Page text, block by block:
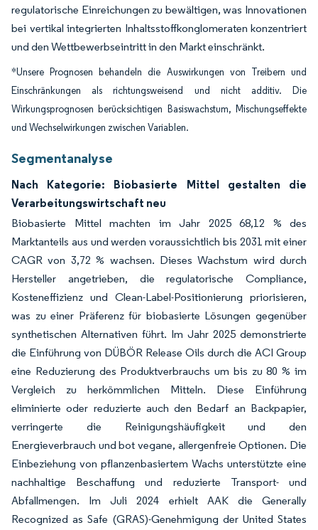
regulatorische Einreichungen zu bewältigen, was Innovationen
bei vertikal integrierten Inhaltsstoffkonglomeraten konzentriert
und den Wettbewerbseintritt in den Markt einschränkt.
*Unsere Prognosen behandeln die Auswirkungen von Treibern und
Einschränkungen als richtungsweisend und nicht additiv. Die
Wirkungsprognosen berücksichtigen Basiswachstum, Mischungseffekte
und Wechselwirkungen zwischen Variablen.
Segmentanalyse
Nach Kategorie: Biobasierte Mittel gestalten die
Verarbeitungswirtschaft neu
Biobasierte Mittel machten im Jahr 2025 68,12 % des
Marktanteils aus und werden voraussichtlich bis 2031 mit einer
CAGR von 3,72 % wachsen. Dieses Wachstum wird durch
Hersteller angetrieben, die regulatorische Compliance,
Kosteneffizienz und Clean-Label-Positionierung priorisieren,
was zu einer Präferenz für biobasierte Lösungen gegenüber
synthetischen Alternativen führt. Im Jahr 2025 demonstrierte
die Einführung von DÜBÖR Release Oils durch die ACI Group
eine Reduzierung des Produktverbrauchs um bis zu 80 % im
Vergleich zu herkömmlichen Mitteln. Diese Einführung
eliminierte oder reduzierte auch den Bedarf an Backpapier,
verringerte die Reinigungshäufigkeit und den
Energieverbrauch und bot vegane, allergenfreie Optionen. Die
Einbeziehung von pflanzenbasiertem Wachs unterstützte eine
nachhaltige Beschaffung und reduzierte Transport- und
Abfallmengen. Im Juli 2024 erhielt AAK die Generally
Recognized as Safe (GRAS)-Genehmigung der United States